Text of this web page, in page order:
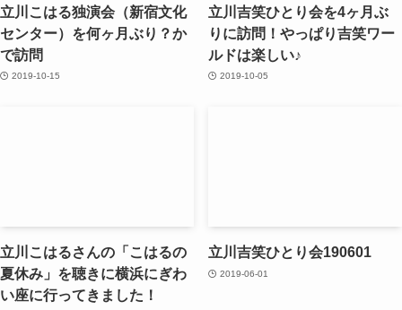
立川こはる独演会（新宿文化
センター）を何ヶ月ぶり？か
で訪問
2019-10-15
立川吉笑ひとり会を4ヶ月ぶ
りに訪問！やっぱり吉笑ワー
ルドは楽しい♪
2019-10-05
立川こはるさんの「こはるの
夏休み」を聴きに横浜にぎわ
い座に行ってきました！
立川吉笑ひとり会190601
2019-06-01